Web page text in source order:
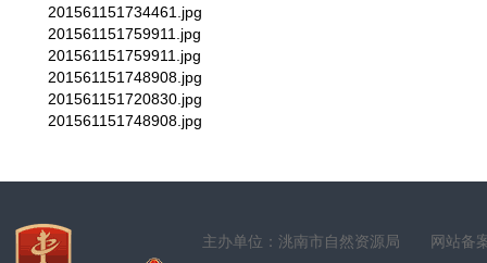
201561151734461.jpg
201561151759911.jpg
201561151759911.jpg
201561151748908.jpg
201561151720830.jpg
201561151748908.jpg
主办单位：洮南市自然资源局
网站备